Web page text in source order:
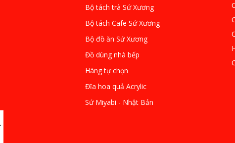
Bộ tách trà Sứ Xương
Bộ tách Cafe Sứ Xương
Bộ đồ ăn Sứ Xương
Đồ dùng nhà bếp
Hàng tự chọn
Đĩa hoa quả Acrylic
Sứ Miyabi - Nhật Bản